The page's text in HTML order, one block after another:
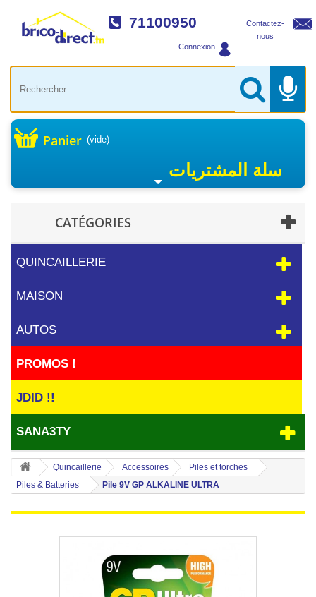
Contactez-
nous
71100950
Connexion
Panier (vide)
سلة المشتريات
CATÉGORIES
QUINCAILLERIE
MAISON
AUTOS
PROMOS !
JDID !!
SANA3TY
Quincaillerie Accessoires
Piles et torches
Piles & Batteries
Pile 9V GP ALKALINE ULTRA